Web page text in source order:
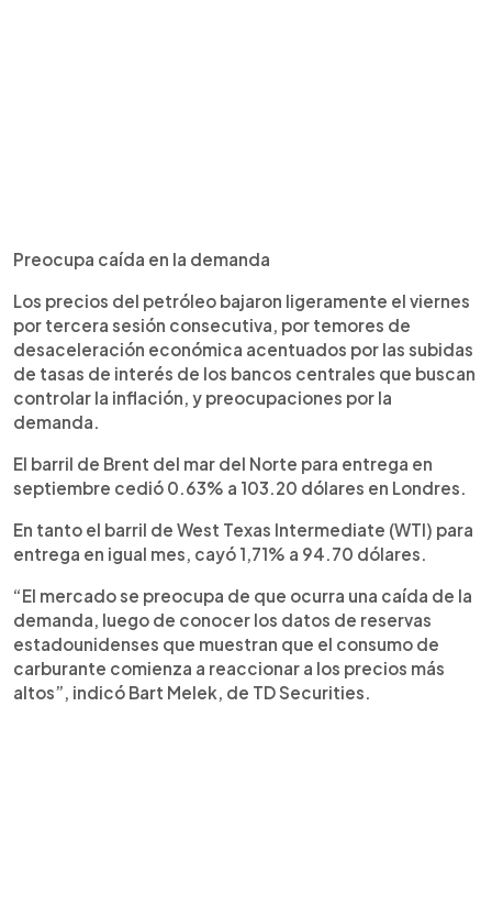
Preocupa caída en la demanda
Los precios del petróleo bajaron ligeramente el viernes
por tercera sesión consecutiva, por temores de
desaceleración económica acentuados por las subidas
de tasas de interés de los bancos centrales que buscan
controlar la inflación, y preocupaciones por la
demanda.
El barril de Brent del mar del Norte para entrega en
septiembre cedió 0.63% a 103.20 dólares en Londres.
En tanto el barril de West Texas Intermediate (WTI) para
entrega en igual mes, cayó 1,71% a 94.70 dólares.
“El mercado se preocupa de que ocurra una caída de la
demanda, luego de conocer los datos de reservas
estadounidenses que muestran que el consumo de
carburante comienza a reaccionar a los precios más
altos”, indicó Bart Melek, de TD Securities.